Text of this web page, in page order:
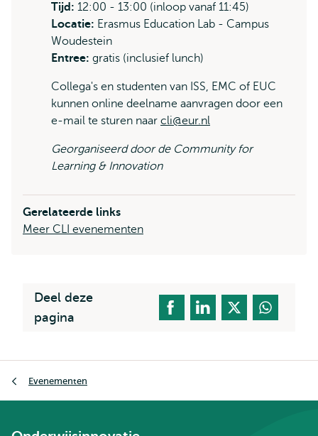
Tijd: 12:00 - 13:00 (inloop vanaf 11:45)
Locatie: Erasmus Education Lab - Campus
Woudestein
Entree: gratis (inclusief lunch)
Collega's en studenten van ISS, EMC of EUC
kunnen online deelname aanvragen door een
e-mail te sturen naar cli@eur.nl
Georganiseerd door de Community for
Learning & Innovation
Gerelateerde links
Meer CLI evenementen
Deel deze
pagina
Evenementen